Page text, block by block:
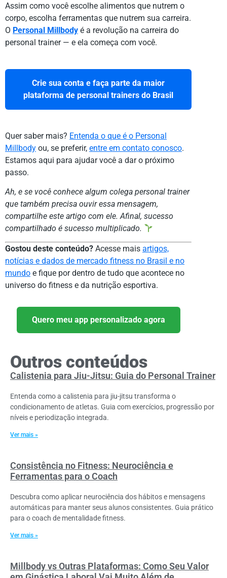
Assim como você escolhe alimentos que nutrem o
corpo, escolha ferramentas que nutrem sua carreira.
O Personal Millbody é a revolução na carreira do
personal trainer — e ela começa com você.
Crie sua conta e faça parte da maior
plataforma de personal trainers do Brasil
Quer saber mais? Entenda o que é o Personal
Millbody ou, se preferir, entre em contato conosco.
Estamos aqui para ajudar você a dar o próximo
passo.
Ah, e se você conhece algum colega personal trainer
que também precisa ouvir essa mensagem,
compartilhe este artigo com ele. Afinal, sucesso
compartilhado é sucesso multiplicado.
Gostou deste conteúdo? Acesse mais artigos,
notícias e dados de mercado fitness no Brasil e no
mundo e fique por dentro de tudo que acontece no
universo do fitness e da nutrição esportiva.
Quero meu app personalizado agora
Outros conteúdos
Calistenia para Jiu-Jitsu: Guia do Personal Trainer
Entenda como a calistenia para jiu-jitsu transforma o
condicionamento de atletas. Guia com exercícios, progressão por
níveis e periodização integrada.
Ver mais »
Consistência no Fitness: Neurociência e
Ferramentas para o Coach
Descubra como aplicar neurociência dos hábitos e mensagens
automáticas para manter seus alunos consistentes. Guia prático
para o coach de mentalidade fitness.
Ver mais »
Millbody vs Outras Plataformas: Como Seu Valor